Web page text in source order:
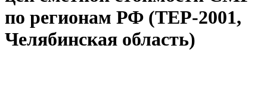
по регионам РФ (ТЕР-2001,
Челябинская область)